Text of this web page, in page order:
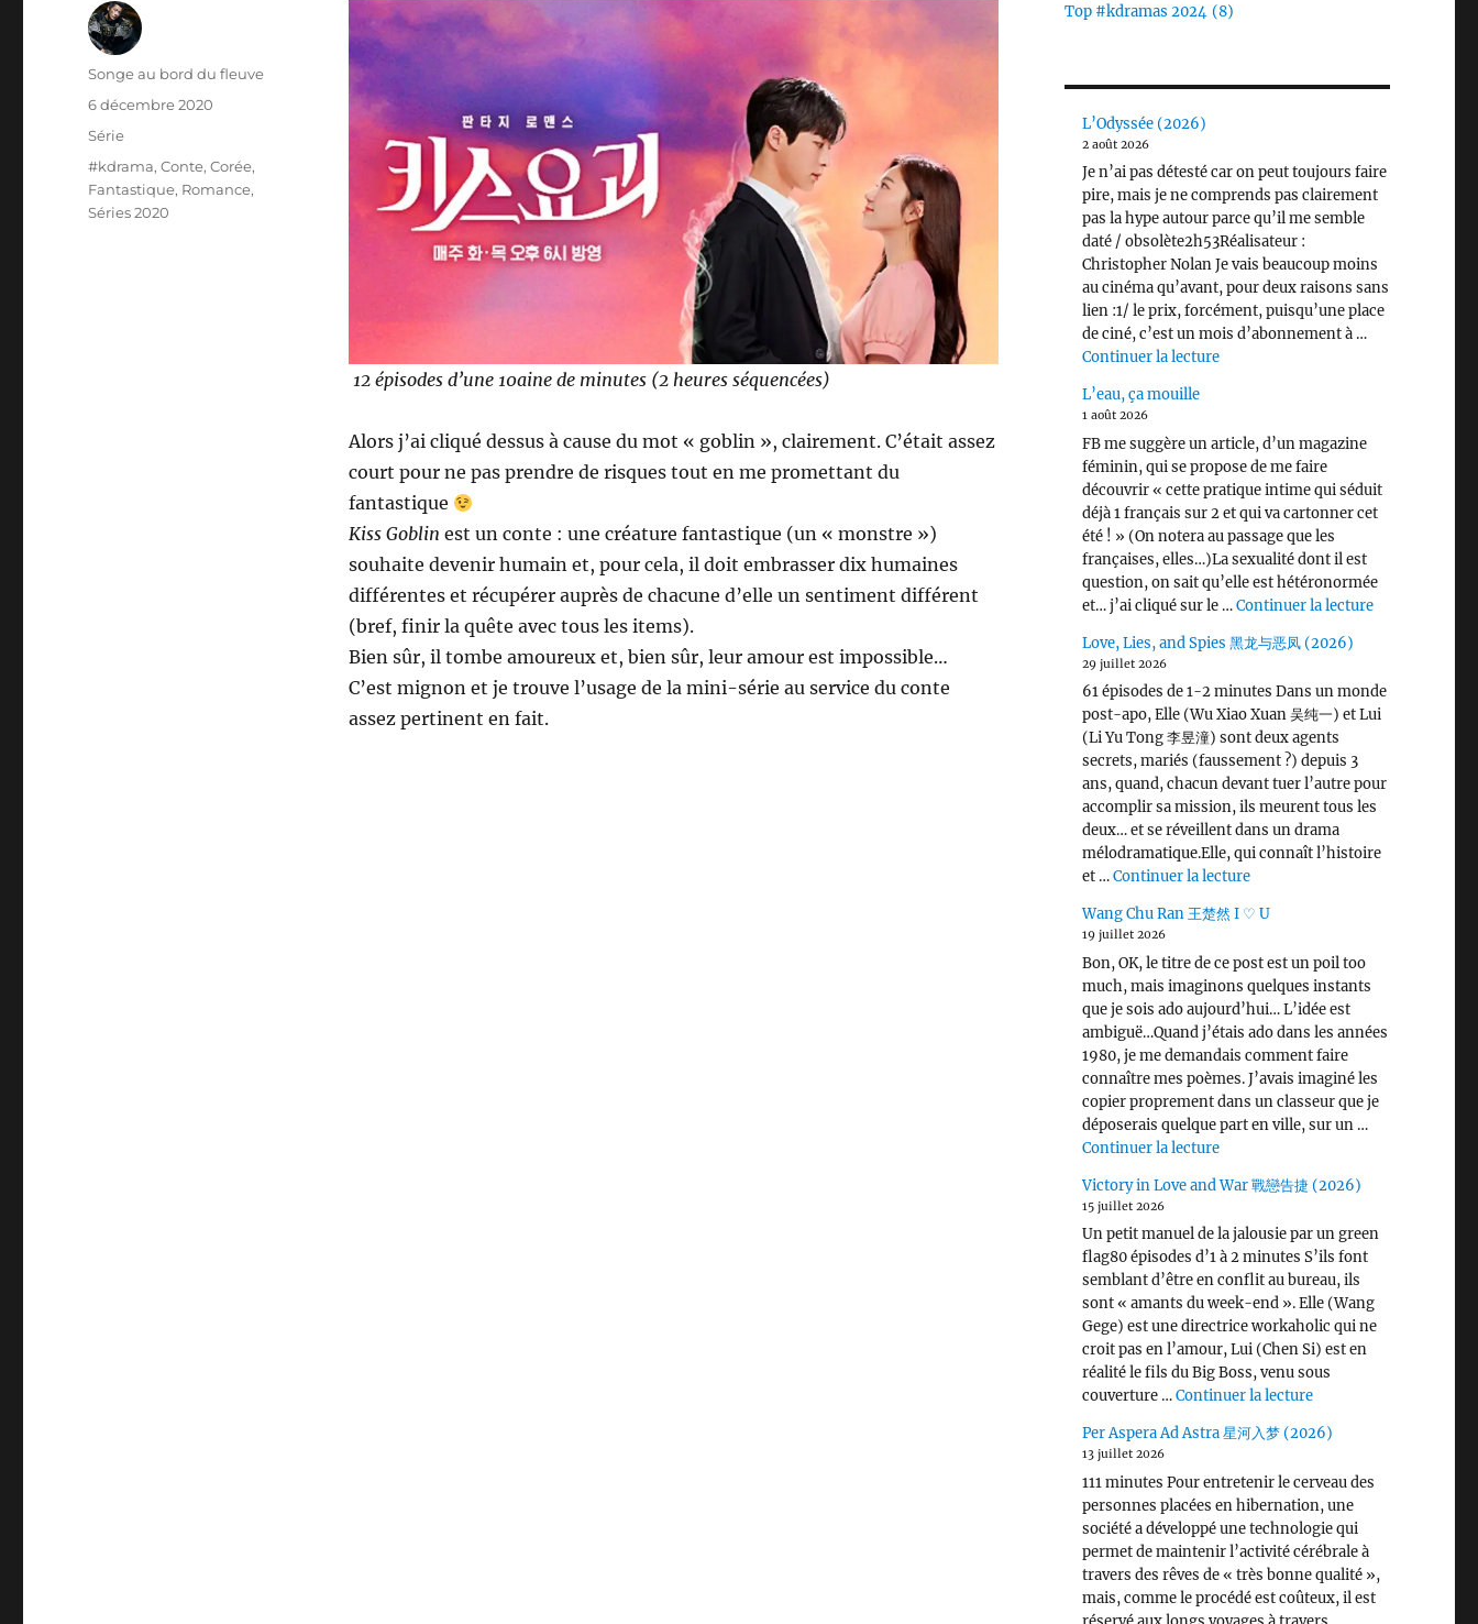
12 épisodes d’une 10aine de minutes (2 heures séquencées)
Alors j’ai cliqué dessus à cause du mot « goblin », clairement. C’était assez
court pour ne pas prendre de risques tout en me promettant du
fantastique
Kiss Goblin est un conte : une créature fantastique (un « monstre »)
souhaite devenir humain et, pour cela, il doit embrasser dix humaines
différentes et récupérer auprès de chacune d’elle un sentiment différent
(bref, finir la quête avec tous les items).
Bien sûr, il tombe amoureux et, bien sûr, leur amour est impossible…
C’est mignon et je trouve l’usage de la mini-série au service du conte
assez pertinent en fait.
Auteur
Songe au bord du fleuve
Publié
6 décembre 2020
Catégories
Série
Étiquettes
#kdrama,Conte,Corée,
Fantastique, Romance,
Séries 2020
Top #kdramas 2024 (8)
L’Odyssée (2026)
2 août 2026
Je n’ai pas détesté car on peut toujours faire
pire, mais je ne comprends pas clairement
pas la hype autour parce qu’il me semble
daté / obsolète2h53Réalisateur :
Christopher Nolan Je vais beaucoup moins
au cinéma qu’avant, pour deux raisons sans
lien :1/ le prix, forcément, puisqu’une place
de ciné, c’est un mois d’abonnement à …
Continuer la lecturede « L’Odyssée (2026) »
L’eau, ça mouille
1 août 2026
FB me suggère un article, d’un magazine
féminin, qui se propose de me faire
découvrir « cette pratique intime qui séduit
déjà 1 français sur 2 et qui va cartonner cet
été ! » (On notera au passage que les
françaises, elles…)La sexualité dont il est
question, on sait qu’elle est hétéronormée
et… j’ai cliqué sur le …Continuer la lecturede « L’eau, ça
Love, Lies, and Spies 黑龙与恶凤 (2026)
29 juillet 2026
61 épisodes de 1-2 minutes Dans un monde
post-apo, Elle (Wu Xiao Xuan 吴纯一) et Lui
(Li Yu Tong 李昱潼) sont deux agents
secrets, mariés (faussement ?) depuis 3
ans, quand, chacun devant tuer l’autre pour
accomplir sa mission, ils meurent tous les
deux… et se réveillent dans un drama
mélodramatique.Elle, qui connaît l’histoire
et …Continuer la lecturede « Love, Lies, and Spies 黑龙
Wang Chu Ran 王楚然 I ♡ U
19 juillet 2026
Bon, OK, le titre de ce post est un poil too
much, mais imaginons quelques instants
que je sois ado aujourd’hui… L’idée est
ambiguë…Quand j’étais ado dans les années
1980, je me demandais comment faire
connaître mes poèmes. J’avais imaginé les
copier proprement dans un classeur que je
déposerais quelque part en ville, sur un …
Continuer la lecturede « Wang Chu Ran 王楚然 I ♡ U »
Victory in Love and War 戰戀告捷 (2026)
15 juillet 2026
Un petit manuel de la jalousie par un green
flag80 épisodes d’1 à 2 minutes S’ils font
semblant d’être en conflit au bureau, ils
sont « amants du week-end ». Elle (Wang
Gege) est une directrice workaholic qui ne
croit pas en l’amour, Lui (Chen Si) est en
réalité le fils du Big Boss, venu sous
couverture …Continuer la lecturede « Victory in Love
Per Aspera Ad Astra 星河入梦 (2026)
13 juillet 2026
111 minutes Pour entretenir le cerveau des
personnes placées en hibernation, une
société a développé une technologie qui
permet de maintenir l’activité cérébrale à
travers des rêves de « très bonne qualité »,
mais, comme le procédé est coûteux, il est